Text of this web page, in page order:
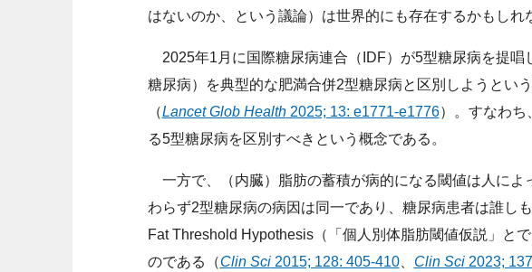
はないのか、という議論）は世界的にも存在するかもしれ
2025年1月に国際糖尿病連合（IDF）が5型糖尿病を提唱
糖尿病）を典型的な肥満合併2型糖尿病と区別しようとい
（Lancet Glob Health2025; 13: e1771-e1776）。すなわち
る5型糖尿病を区別すべきという概念である。
一方で、（内臓）脂肪の蓄積が病的になる閾値は人によ
わらず2型糖尿病の病因は同一であり、糖尿病患者は誰し
Fat Threshold Hypothesis（「個人別体脂肪閾値仮説」と
のである（Clin Sci2015; 128: 405-410、 Clin Sci2023;